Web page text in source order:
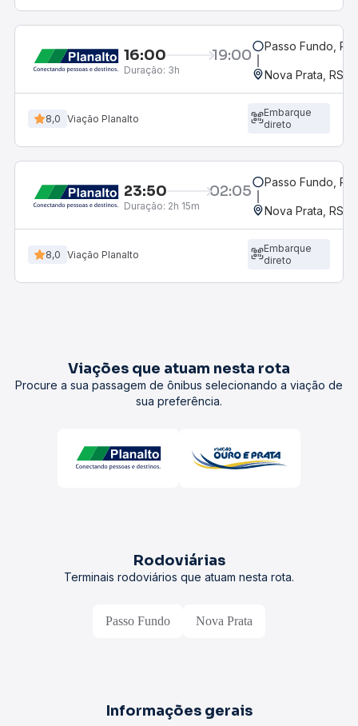
16:00 19:00
Duração: 3h
Passo Fundo, RS
Nova Prata, RS
8,0 Viação Planalto
Embarque
direto
23:50 02:05
Duração: 2h 15m
Passo Fundo, RS
Nova Prata, RS
8,0 Viação Planalto
Embarque
direto
Viações que atuam nesta rota
Procure a sua passagem de ônibus selecionando a viação de
sua preferência.
Rodoviárias
Terminais rodoviários que atuam nesta rota.
Passo Fundo Nova Prata
Informações gerais